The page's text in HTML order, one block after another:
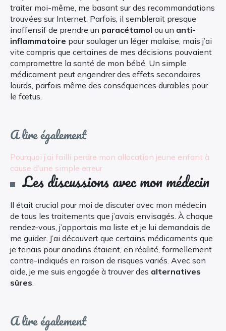
traiter moi-même, me basant sur des recommandations
trouvées sur Internet. Parfois, il semblerait presque
inoffensif de prendre un paracétamol ou un anti-
inflammatoire pour soulager un léger malaise, mais j’ai
vite compris que certaines de mes décisions pouvaient
compromettre la santé de mon bébé. Un simple
médicament peut engendrer des effets secondaires
lourds, parfois même des conséquences durables pour
le fœtus.
A lire également
Pourquoi j’ai failli perdre mon allocation jeune enfant à
cause d’une simple erreur
Les discussions avec mon médecin
Il était crucial pour moi de discuter avec mon médecin
de tous les traitements que j’avais envisagés. À chaque
rendez-vous, j’apportais ma liste et je lui demandais de
me guider. J’ai découvert que certains médicaments que
je tenais pour anodins étaient, en réalité, formellement
contre-indiqués en raison de risques variés. Avec son
aide, je me suis engagée à trouver des alternatives
sûres
A lire également